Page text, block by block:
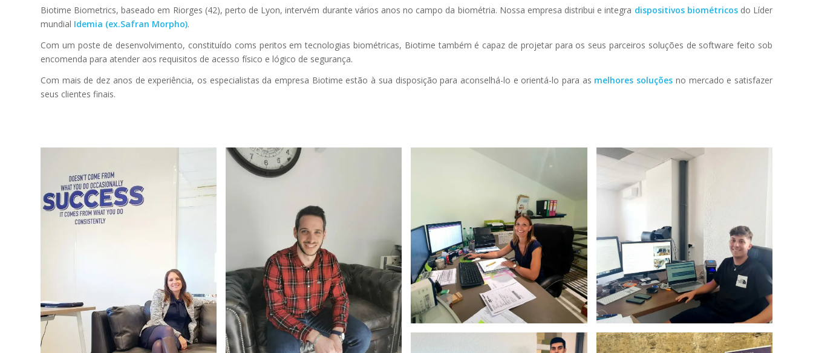
Biotime Biometrics, baseado em Riorges (42), perto de Lyon, intervém durante vários anos no campo da biométria. Nossa empresa distribui e integra dispositivos biométricosdo Líder
mundial Idemia (ex.Safran Morpho).
Com um poste de desenvolvimento, constituído coms peritos em tecnologias biométricas, Biotime também é capaz de projetar para os seus parceiros soluções de software feito sob
encomenda para atender aos requisitos de acesso físico e lógico de segurança.
Com mais de dez anos de experiência, os especialistas da empresa Biotime estão à sua disposição para aconselhá-lo e orientá-lo para as melhores soluções no mercado e satisfazer
seus clientes finais.